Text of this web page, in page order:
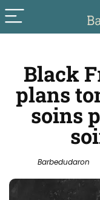
Black
plans
soins
Barbedudaron